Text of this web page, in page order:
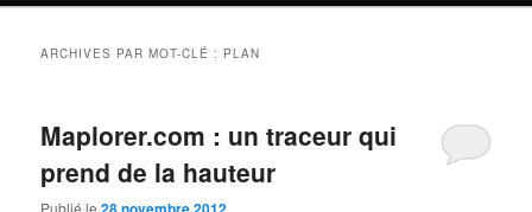
ARCHIVES PAR MOT-CLÉ : PLAN
Maplorer.com : un traceur qui
prend de la hauteur